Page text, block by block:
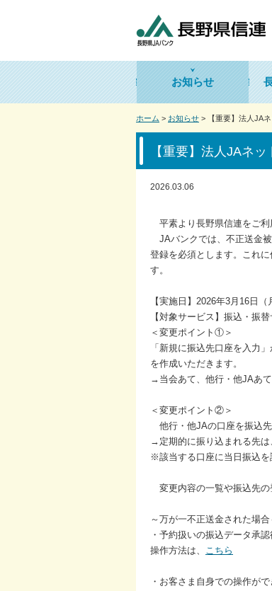
お知らせ
ホーム > お知らせ > 【重要】法人JA
【重要】法人JAネ
2026.03.06
平素より長野県信連をご利
JAバンクでは、不正送金
登録を必須とします。これ
す。
【実施日】2026年3月16日（
【対象サービス】振込・振
＜変更ポイント①＞
「新規に振込先口座を入力
を作成いただきます。
→当会あて、他行・他JAあ
＜変更ポイント②＞
他行・他JAの口座を振込先
→定期的に振り込まれる先は
※該当する口座に当日振込を
変更内容の一覧や振込先の
～万が一不正送金された場合
・予約扱いの振込データ承
操作方法は、 こちら
・お客さま自身での操作が